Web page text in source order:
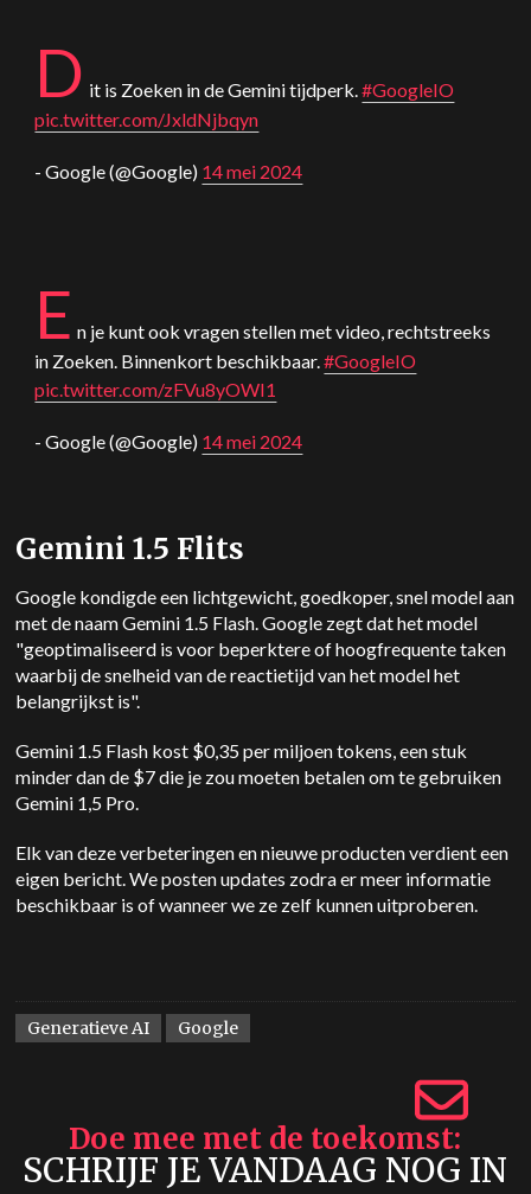
D it is Zoeken in deGeminitijdperk.#GoogleIO
pic.twitter.com/JxldNjbqyn
- Google (@Google) 14 mei 2024
E n je kunt ook vragen stellen met video, rechtstreeks
in Zoeken. Binnenkort beschikbaar.#GoogleIO
pic.twitter.com/zFVu8yOWI1
- Google (@Google) 14 mei 2024
Gemini 1.5 Flits
Google kondigde een lichtgewicht, goedkoper, snel model aan
met de naamGemini 1.5 Flash. Google zegt dat het model
"geoptimaliseerd is voor beperktere of hoogfrequente taken
waarbij de snelheid van de reactietijd van het model het
belangrijkst is".
Gemini 1.5 Flash kost $0,35 per miljoen tokens, een stuk
minder dan de $7 die je zou moeten betalen om te gebruiken
Gemini 1,5 Pro.
Elk van deze verbeteringen en nieuwe producten verdient een
eigen bericht. We posten updates zodra er meer informatie
beschikbaar is of wanneer we ze zelf kunnen uitproberen.
Generatieve AI Google
Doe mee met de toekomst
SCHRIJF JE VANDAAG NOG IN